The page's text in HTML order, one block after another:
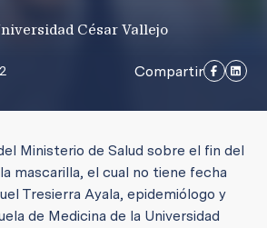
César Vallejo
Compartir
Ministerio de Salud sobre el fin del
mascarilla, el cual no tiene fecha
Tresierra Ayala, epidemiólogo y
de Medicina de la Universidad